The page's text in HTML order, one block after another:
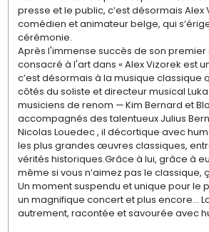
presse et le public, c’est désormais Alex
comédien et animateur belge, qui
cérémonie.
Après l'immense succès de son
consacré à l'art dans « Alex Vizorek est
c’est désormais à la musique classique
côtés du soliste et directeur musical
musiciens de renom — Kim Bernard et
accompagnés des talentueux Julius
Nicolas Louedec , il décortique avec
les plus grandes œuvres classiques,
vérités historiques.Grâce à lui, grâce à
même si vous n’aimez pas le classique,
Un moment suspendu et unique pour le
un magnifique concert et plus encore…
autrement, racontée et savourée avec